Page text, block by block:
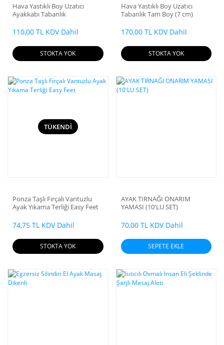
Hava Yastıklı Boy Uzatıcı
Ayakkabı Tabanlık
110,00 TL KDV Dahil
STOKTA YOK
Hava Yastıklı Boy Uzatıcı
Tabanlık Tam Boy (7 cm)
170,00 TL KDV Dahil
STOKTA YOK
TÜKENDİ
Ponza Taşlı Fırçalı Vantuzlu
Ayak Yıkama Terliği Easy Feet
74,75 TL KDV Dahil
STOKTA YOK
AYAK TIRNAĞI ONARIM
YAMASI (10'LU SET)
70,00 TL KDV Dahil
SEPETE EKLE